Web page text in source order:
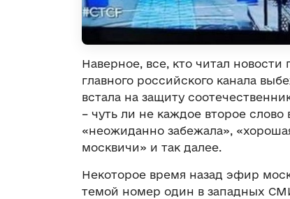
Наверное, все, кто читал
главного российского канала
встала на защиту
– чуть ли не каждое второе
«неожиданно забежала»,
москвичи» и так далее.
Некоторое время назад эфир
темой номер один в западных